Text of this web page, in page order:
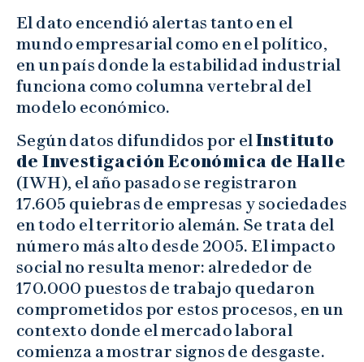
El dato encendió alertas tanto en el
mundo empresarial como en el político,
en un país donde la estabilidad industrial
funciona como columna vertebral del
modelo económico.
Según datos difundidos por elInstituto
de Investigación Económica de Halle
(IWH), el año pasado se registraron
17.605 quiebras de empresas y sociedades
en todo el territorio alemán. Se trata del
número más alto desde 2005. El impacto
social no resulta menor: alrededor de
170.000 puestos de trabajo quedaron
comprometidos por estos procesos, en un
contexto donde el mercado laboral
comienza a mostrar signos de desgaste.